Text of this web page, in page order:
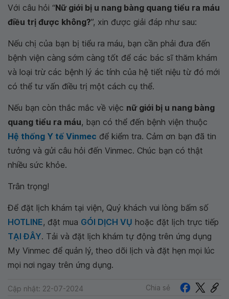
Với câu hỏi “Nữ giới bị u nang bàng quang tiểu ra máu
điều trị được không?”, xin được giải đáp như sau:
Nếu chị của bạn bị tiểu ra máu, bạn cần phải đưa đến
bệnh viện càng sớm càng tốt để các bác sĩ thăm khám
và loại trừ các bệnh lý ác tính của hệ tiết niệu từ đó mới
có thể tư vấn điều trị một cách cụ thể.
Nếu bạn còn thắc mắc về việc nữ giới bị u nang bàng
quang tiểu ra máu, bạn có thể đến bệnh viện thuộc
Hệ thống Y tế Vinmec để kiểm tra. Cảm ơn bạn đã tin
tưởng và gửi câu hỏi đến Vinmec. Chúc bạn có thật
nhiều sức khỏe.
Trân trọng!
Để đặt lịch khám tại viện, Quý khách vui lòng bấm số
HOTLINE, đặt mua GÓI DỊCH VỤ hoặc đặt lịch trực tiếp
TẠI ĐÂY. Tải và đặt lịch khám tự động trên ứng dụng
My Vinmec để quản lý, theo dõi lịch và đặt hẹn mọi lúc
mọi nơi ngay trên ứng dụng.
Cập nhật: 22-07-2024 Chia sẻ